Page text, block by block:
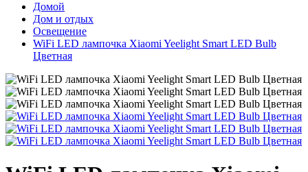
Домой
Дом и отдых
Освещение
WiFi LED лампочка Xiaomi Yeelight Smart LED Bulb
Цветная